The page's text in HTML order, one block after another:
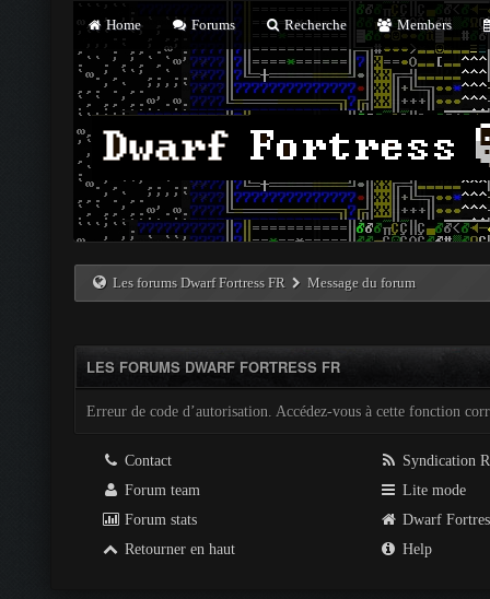
Home Forums Recherche Members
Les forums Dwarf Fortress FR Message du forum
LES FORUMS DWARF FORTRESS FR
Erreur de code d’autorisation. Accédez-vous à cette fonction
Contact
Forum team
Forum stats
Retourner en haut
Syndication
Lite mode
Dwarf
Help